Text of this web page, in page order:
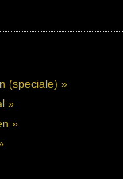
(speciale) »
»
»